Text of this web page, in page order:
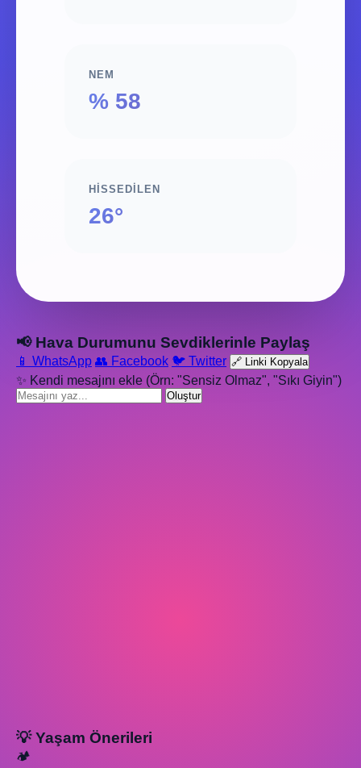
NEM
% 58
HISSEDILEN
26°
📢 Hava Durumunu Sevdiklerinle Paylaş
📱 WhatsApp 👥 Facebook 🐦 Twitter 🔗 Linki Kopyala
✨ Kendi mesajını ekle (Örn: "Sensiz Olmaz", "Sıkı Giyin")
Oluştur
💡 Yaşam Önerileri
🏕️